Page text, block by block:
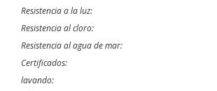
Resistencia a la luz:
Resistencia al cloro:
Resistencia al agua de mar:
Certificados:
lavando: